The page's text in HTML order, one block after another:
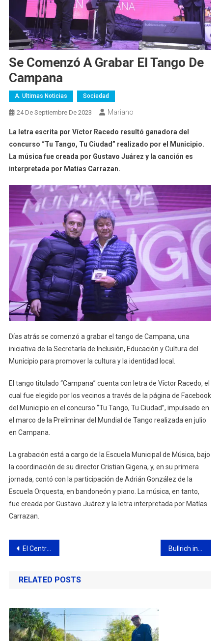
Se Comenzó A Grabar El Tango De
Campana
A. Ultimas Noticias Sociedad
24 De Septiembre De 2023 Mariano
La letra escrita por Víctor Racedo resultó ganadora del
concurso “Tu Tango, Tu Ciudad” realizado por el Municipio.
La música fue creada por Gustavo Juárez y la canción es
interpretada por Matías Carrazan.
Días atrás se comenzó a grabar el tango de Campana, una
iniciativa de la Secretaría de Inclusión, Educación y Cultura del
Municipio para promover la cultura y la identidad local.
El tango titulado “Campana” cuenta con letra de Víctor Racedo, el
cual fue elegido por los vecinos a través de la página de Facebook
del Municipio en el concurso “Tu Tango, Tu Ciudad”, impulsado en
el marco de la Preliminar del Mundial de Tango realizada en julio
en Campana.
La grabación está a cargo de la Escuela Municipal de Música, bajo
la coordinación de su director Cristian Gigena, y, en su primera
jornada, contó con la participación de Adrián González de la
Escuela Orquesta, en bandoneón y piano. La música, en tanto,
fue creada por Gustavo Juárez y la letra interpretada por Matías
Carrazan.
Navegación
de
entradas
El Centro Educativo Digital abre la inscripción para nuevos talleres de Robótica Infantil
RELATED POSTS